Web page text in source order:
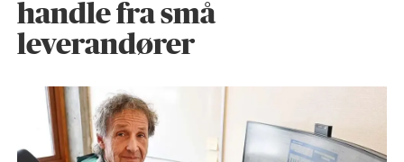
handle fra små
leverandører